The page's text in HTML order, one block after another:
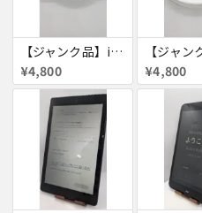
【ジャンク品】iPhone6s ３台セット
¥4,800
¥4,800